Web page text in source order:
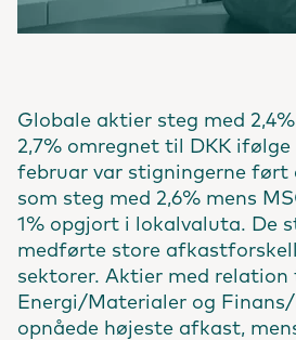
Globale aktier steg med
2,7% omregnet til DKK ifølge
februar var stigningerne ført
som steg med 2,6% mens
1% opgjort i lokalvaluta. De
medførte store
sektorer. Aktier med relation
Energi/Materialer og
opnåede højeste afkast,